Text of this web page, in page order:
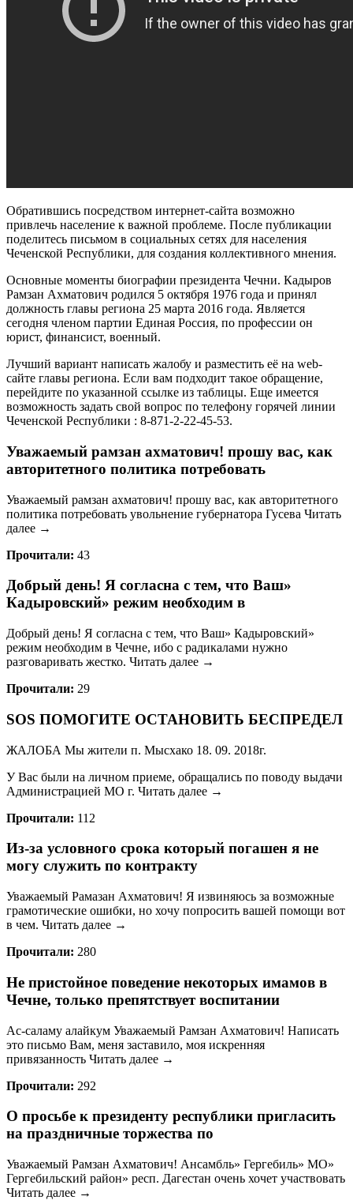
Обратившись посредством интернет-сайта возможно
привлечь население к важной проблеме. После публикации
поделитесь письмом в социальных сетях для населения
Чеченской Республики, для создания коллективного мнения.
Основные моменты биографии президента Чечни. Кадыров
Рамзан Ахматович родился 5 октября 1976 года и принял
должность главы региона 25 марта 2016 года. Является
сегодня членом партии Единая Россия, по профессии он
юрист, финансист, военный.
Лучший вариант написать жалобу и разместить её на web-
сайте главы региона. Если вам подходит такое обращение,
перейдите по указанной ссылке из таблицы. Еще имеется
возможность задать свой вопрос по телефону горячей линии
Чеченской Республики : 8-871-2-22-45-53.
Уважаемый рамзан ахматович! прошу вас, как
авторитетного политика потребовать
Уважаемый рамзан ахматович! прошу вас, как авторитетного
политика потребовать увольнение губернатора Гусева Читать
далее →
Прочитали: 43
Добрый день! Я согласна с тем, что Ваш»
Кадыровский» режим необходим в
Добрый день! Я согласна с тем, что Ваш» Кадыровский»
режим необходим в Чечне, ибо с радикалами нужно
разговаривать жестко. Читать далее →
Прочитали: 29
SOS ПОМОГИТЕ ОСТАНОВИТЬ БЕСПРЕДЕЛ
ЖАЛОБА Мы жители п. Мысхако 18. 09. 2018г.
У Вас были на личном приеме, обращались по поводу выдачи
Администрацией МО г. Читать далее →
Прочитали: 112
Из-за условного срока который погашен я не
могу служить по контракту
Уважаемый Рамазан Ахматович! Я извиняюсь за возможные
грамотические ошибки, но хочу попросить вашей помощи вот
в чем. Читать далее →
Прочитали: 280
Не пристойное поведение некоторых имамов в
Чечне, только препятствует воспитании
Ас-саламу алайкум Уважаемый Рамзан Ахматович! Написать
это письмо Вам, меня заставило, моя искренняя
привязанность Читать далее →
Прочитали: 292
О просьбе к президенту республики пригласить
на праздничные торжества по
Уважаемый Рамзан Ахматович! Ансамбль» Гергебиль» МО»
Гергебильский район» респ. Дагестан очень хочет участвовать
Читать далее →